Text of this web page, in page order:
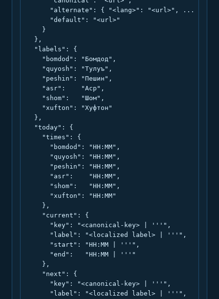
      "alternate": { "<lang>": "<url>", ... },
      "default": "<url>"
    }
  },
  "labels": {
    "bomdod": "Бомдод",
    "quyosh": "Тулуъ",
    "peshin": "Пешин",
    "asr":    "Аср",
    "shom":   "Шом",
    "xufton": "Хуфтон"
  },
  "today": {
    "times": {
      "bomdod": "HH:MM",
      "quyosh": "HH:MM",
      "peshin": "HH:MM",
      "asr":    "HH:MM",
      "shom":   "HH:MM",
      "xufton": "HH:MM"
    },
    "current": {
      "key": "<canonical-key> | '''",
      "label": "<localized label> | '''",
      "start": "HH:MM | '''",
      "end":   "HH:MM | '''"
    },
    "next": {
      "key": "<canonical-key> | '''",
      "label": "<localized label> | '''",